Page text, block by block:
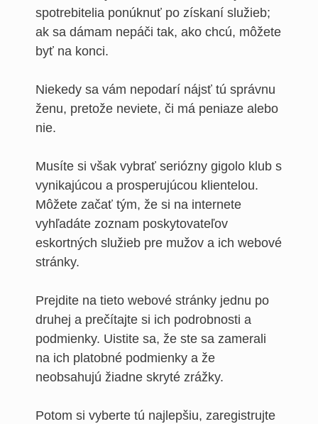
spotrebitelia ponúknuť po získaní služieb;
ak sa dámam nepáči tak, ako chcú, môžete
byť na konci.
Niekedy sa vám nepodarí nájsť tú správnu
ženu, pretože neviete, či má peniaze alebo
nie.
Musíte si však vybrať seriózny gigolo klub s
vynikajúcou a prosperujúcou klientelou.
Môžete začať tým, že si na internete
vyhľadáte zoznam poskytovateľov
eskortných služieb pre mužov a ich webové
stránky.
Prejdite na tieto webové stránky jednu po
druhej a prečítajte si ich podrobnosti a
podmienky. Uistite sa, že ste sa zamerali
na ich platobné podmienky a že
neobsahujú žiadne skryté zrážky.
Potom si vyberte tú najlepšiu, zaregistrujte